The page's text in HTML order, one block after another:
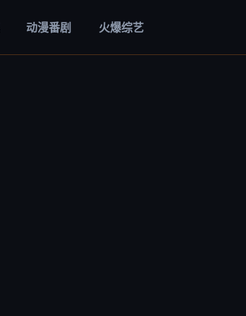
动漫番剧 火爆综艺